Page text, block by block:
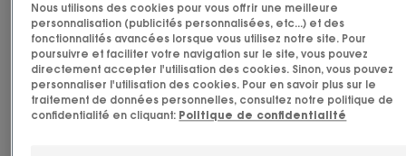
Besoin
Nettoyant - nutrition
Nous utilisons des cookies pour vous offrir une meilleure
personnalisation (publicités personnalisées, etc...) et des
fonctionnalités avancées lorsque vous utilisez notre site. Pour
poursuivre et faciliter votre navigation sur le site, vous pouvez
directement accepter l'utilisation des cookies. Sinon, vous pouvez
personnaliser l'utilisation des cookies. Pour en savoir plus sur le
traitement de données personnelles, consultez notre politique de
confidentialité en cliquant: Politique de confidentialité